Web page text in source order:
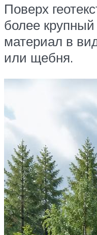
Поверх
более
материал в
или щебня.